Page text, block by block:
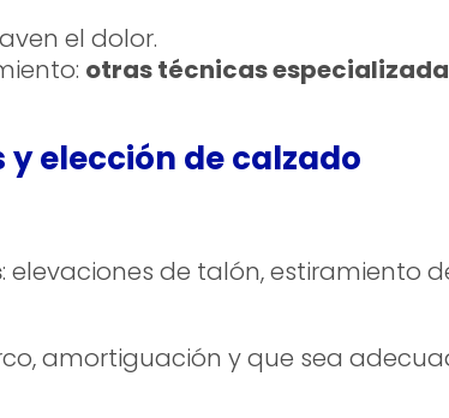
el dolor.
otras técnicas
elección de calzado
: elevaciones de talón, estiramiento
amortiguación y que sea